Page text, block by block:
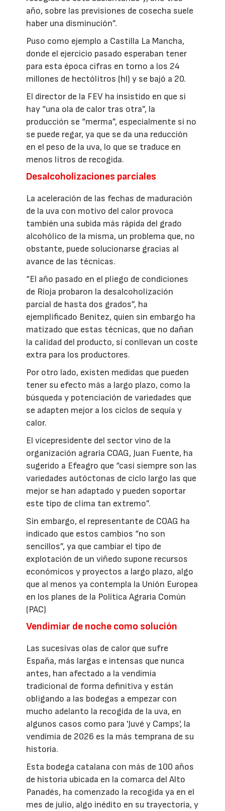
año, sobre las previsiones de cosecha suele
haber una disminución”.
Puso como ejemplo a Castilla La Mancha,
donde el ejercicio pasado esperaban tener
para esta época cifras en torno a los 24
millones de hectólitros (hl) y se bajó a 20.
El director de la FEV ha insistido en que si
hay “una ola de calor tras otra”, la
producción se “merma”, especialmente si no
se puede regar, ya que se da una reducción
en el peso de la uva, lo que se traduce en
menos litros de recogida.
Desalcoholizaciones parciales
La aceleración de las fechas de maduración
de la uva con motivo del calor provoca
también una subida más rápida del grado
alcohólico de la misma, un problema que, no
obstante, puede solucionarse gracias al
avance de las técnicas.
“El año pasado en el pliego de condiciones
de Rioja probaron la desalcoholización
parcial de hasta dos grados”, ha
ejemplificado Benítez, quien sin embargo ha
matizado que estas técnicas, que no dañan
la calidad del producto, sí conllevan un coste
extra para los productores.
Por otro lado, existen medidas que pueden
tener su efecto más a largo plazo, como la
búsqueda y potenciación de variedades que
se adapten mejor a los ciclos de sequía y
calor.
El vicepresidente del sector vino de la
organización agraria COAG, Juan Fuente, ha
sugerido a Efeagro que “casi siempre son las
variedades autóctonas de ciclo largo las que
mejor se han adaptado y pueden soportar
este tipo de clima tan extremo”.
Sin embargo, el representante de COAG ha
indicado que estos cambios “no son
sencillos”, ya que cambiar el tipo de
explotación de un viñedo supone recursos
económicos y proyectos a largo plazo, algo
que al menos ya contempla la Unión Europea
en los planes de la Política Agraria Común
(PAC)
Vendimiar de noche como solución
Las sucesivas olas de calor que sufre
España, más largas e intensas que nunca
antes, han afectado a la vendimia
tradicional de forma definitiva y están
obligando a las bodegas a empezar con
mucho adelanto la recogida de la uva, en
algunos casos como para 'Juvé y Camps', la
vendimia de 2026 es la más temprana de su
historia.
Esta bodega catalana con más de 100 años
de historia ubicada en la comarca del Alto
Panadés, ha comenzado la recogida ya en el
mes de julio, algo inédito en su trayectoria, y